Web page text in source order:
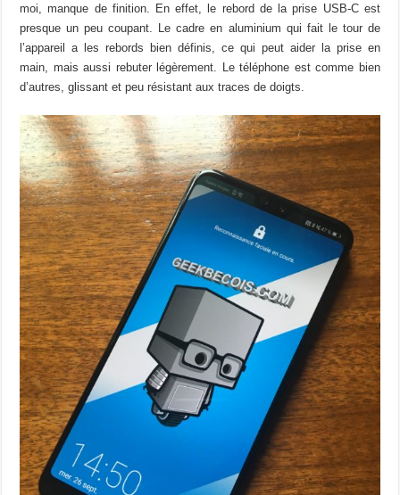
moi, manque de finition. En effet, le rebord de la prise USB-C est
presque un peu coupant. Le cadre en aluminium qui fait le tour de
l’appareil a les rebords bien définis, ce qui peut aider la prise en
main, mais aussi rebuter légèrement. Le téléphone est comme bien
d’autres, glissant et peu résistant aux traces de doigts.